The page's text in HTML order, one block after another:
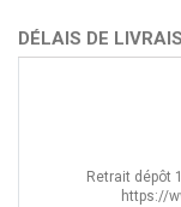
DÉLAIS DE
Retrait dépôt
https://